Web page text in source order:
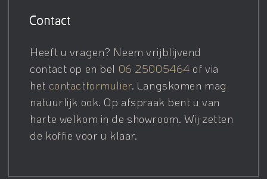
Contact
Heeft u vragen? Neem vrijblijvend
contact op en bel 06 25005464 of via
het contactformulier. Langskomen mag
natuurlijk ook. Op afspraak bent u van
harte welkom in de showroom. Wij zetten
de koffie voor u klaar.